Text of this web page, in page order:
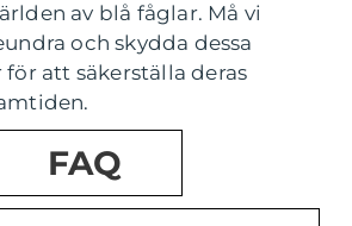
av blå fåglar. Må vi
och skydda dessa
för att säkerställa deras
FAQ